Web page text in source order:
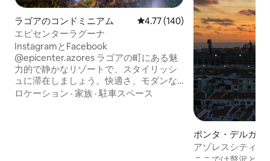
ラゴアのコンドミニアム レビュー140件、5つ星中4.77つ
4.77 (140)
エピセンターラグーナ
InstagramとFacebook
@epicenter.azores ラゴアの町にある魅
力的で静かなリゾートで、スタイリッシ
ュに滞在しましょう。快適さ、モダンな
家具、設備の整った空間、オーシャンビ
ロケーション · 家族 ·駐車スペース
ポンタ・デルガダ
ミニアム
アゾレスシティス
ートメント